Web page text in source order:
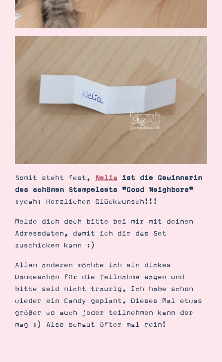
Somit steht fest, Nelia ist die Gewinnerin
des schönen Stempelsets "Good Neighbors"
:yeah: Herzlichen Glückwunsch!!!
Melde dich doch bitte bei mir mit deinen
Adressdaten, damit ich dir das Set
zuschicken kann :)
Allen anderen möchte ich ein dickes
Dankeschön für die Teilnahme sagen und
bitte seid nicht traurig. Ich habe schon
wieder ein Candy geplant. Dieses Mal etwas
größer wo auch jeder teilnehmen kann der
mag :) Also schaut öfter mal rein!